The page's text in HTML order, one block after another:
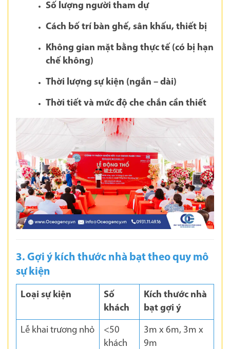
Số lượng người tham dự
Cách bố trí bàn ghế, sân khấu, thiết bị
Không gian mặt bằng thực tế (có bị hạn
chế không)
Thời lượng sự kiện (ngắn – dài)
Thời tiết và mức độ che chắn cần thiết
3. Gợi ý kích thước nhà bạt theo quy mô
sự kiện
Loại sự kiện
Số
khách
Kích thước nhà
bạt gợi ý
Lễ khai trương nhỏ
<50
khách
3m x 6m, 3m x
9m